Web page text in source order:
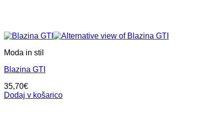
Moda in stil
Blazina GTI
35,70€
Dodaj v košarico